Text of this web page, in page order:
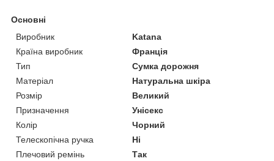
Основні
Виробник
Katana
Країна виробник
Франція
Тип
Сумка дорожня
Матеріал
Натуральна шкіра
Розмір
Великий
Призначення
Унісекс
Колір
Чорний
Телескопічна ручка
Ні
Плечовий ремінь
Так